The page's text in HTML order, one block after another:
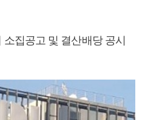
집공고 및 결산배당 공시